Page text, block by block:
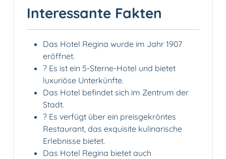
Interessante Fakten
Das Hotel Regina wurde im Jahr 1907
eröffnet.
? Es ist ein 5-Sterne-Hotel und bietet
luxuriöse Unterkünfte.
Das Hotel befindet sich im Zentrum der
Stadt.
?️ Es verfügt über ein preisgekröntes
Restaurant, das exquisite kulinarische
Erlebnisse bietet.
Das Hotel Regina bietet auch